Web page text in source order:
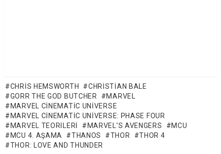
CHRIS HEMSWORTH
CHRISTIAN BALE
GORR THE GOD BUTCHER
MARVEL
MARVEL CINEMATIC UNIVERSE
MARVEL CINEMATIC UNIVERSE: PHASE FOUR
MARVEL TEORILERI
MARVEL'S AVENGERS
MCU
MCU 4. AŞAMA
THANOS THOR
THOR 4
THOR: LOVE AND THUNDER